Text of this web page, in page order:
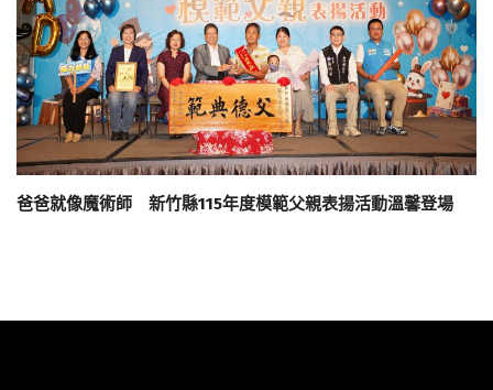
爸爸就像魔術師 新竹縣115年度模範父親表揚活動溫馨登場